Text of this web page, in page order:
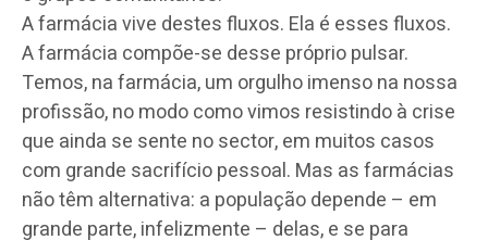
A farmácia vive destes fluxos. Ela é esses fluxos.
A farmácia compõe-se desse próprio pulsar.
Temos, na farmácia, um orgulho imenso na nossa
profissão, no modo como vimos resistindo à crise
que ainda se sente no sector, em muitos casos
com grande sacrifício pessoal. Mas as farmácias
não têm alternativa: a população depende – em
grande parte, infelizmente – delas, e se para